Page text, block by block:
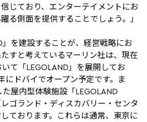
じており、エンターテイメントにお
る側面を提供することでしょう。」
」を建設することが、経営戦略にお
すと考えているマーリン社は、現在
て「LEGOLAND」を展開してお
にドバイでオープン予定です。ま
屋内型体験施設「LEGOLAND
ゴランド・ディスカバリー・センタ
ております。これらは通常、東京に